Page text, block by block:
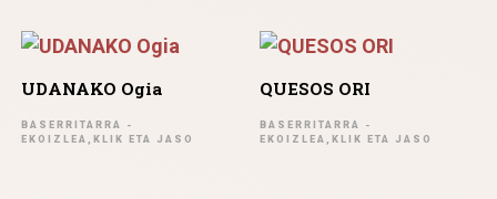
UDANAKO Ogia
BASERRITARRA -
EKOIZLEA,KLIK ETA JASO
QUESOS ORI
BASERRITARRA -
EKOIZLEA,KLIK ETA JASO